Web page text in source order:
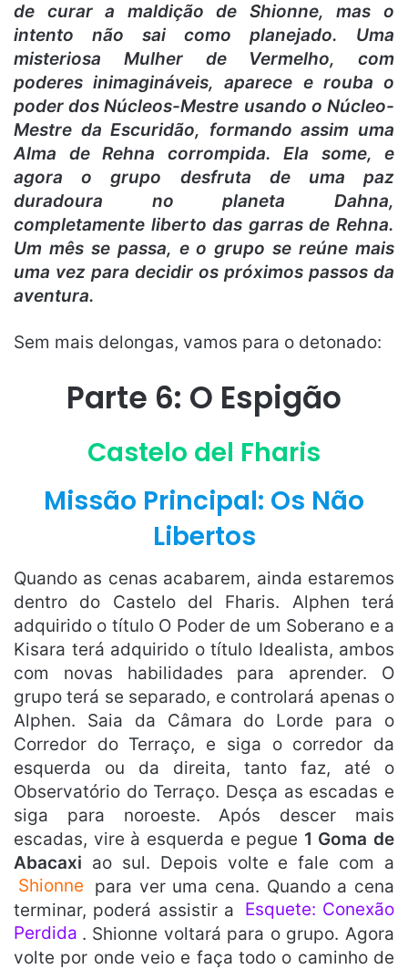
de curar a maldição de Shionne, mas o
intento não sai como planejado. Uma
misteriosa Mulher de Vermelho, com
poderes inimagináveis, aparece e rouba o
poder dos Núcleos-Mestre usando o Núcleo-
Mestre da Escuridão, formando assim uma
Alma de Rehna corrompida. Ela some, e
agora o grupo desfruta de uma paz
duradoura no planeta Dahna,
completamente liberto das garras de Rehna.
Um mês se passa, e o grupo se reúne mais
uma vez para decidir os próximos passos da
aventura.
Sem mais delongas, vamos para o detonado:
Parte 6: O Espigão
Castelo del Fharis
Missão Principal: Os Não
Libertos
Quando as cenas acabarem, ainda estaremos
dentro do Castelo del Fharis. Alphen terá
adquirido o título O Poder de um Soberano e a
Kisara terá adquirido o título Idealista, ambos
com novas habilidades para aprender. O
grupo terá se separado, e controlará apenas o
Alphen. Saia da Câmara do Lorde para o
Corredor do Terraço, e siga o corredor da
esquerda ou da direita, tanto faz, até o
Observatório do Terraço. Desça as escadas e
siga para noroeste. Após descer mais
escadas, vire à esquerda e pegue 1 Goma de
Abacaxi ao sul. Depois volte e fale com a
Shionne
para ver uma cena. Quando a cena
terminar, poderá assistir a
Esquete: Conexão
Perdida . Shionne voltará para o grupo. Agora
volte por onde veio e faça todo o caminho de